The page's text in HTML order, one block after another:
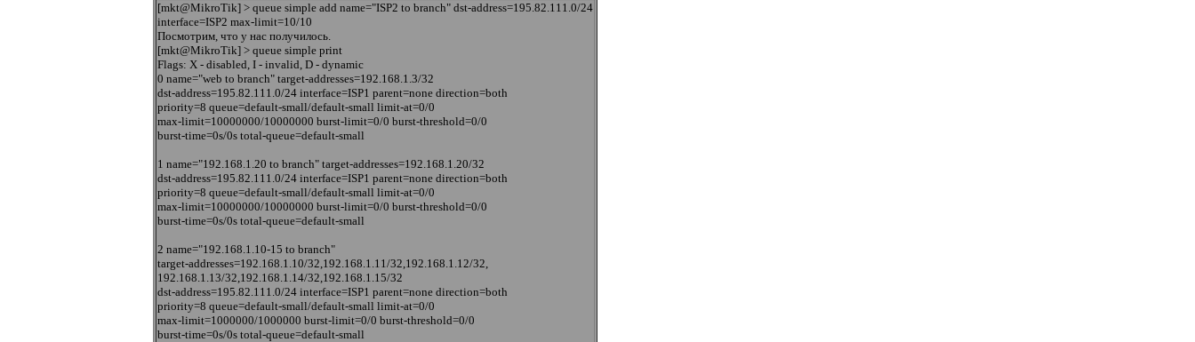
[mkt@MikroTik] > queue simple add name="ISP2 to branch" dst-address=195.82.111.0/24
interface=ISP2 max-limit=10/10
Посмотрим, что у нас получилось.
[mkt@MikroTik] > queue simple print
Flags: X - disabled, I - invalid, D - dynamic
0 name="web to branch" target-addresses=192.168.1.3/32
dst-address=195.82.111.0/24 interface=ISP1 parent=none direction=both
priority=8 queue=default-small/default-small limit-at=0/0
max-limit=10000000/10000000 burst-limit=0/0 burst-threshold=0/0
burst-time=0s/0s total-queue=default-small
1 name="192.168.1.20 to branch" target-addresses=192.168.1.20/32
dst-address=195.82.111.0/24 interface=ISP1 parent=none direction=both
priority=8 queue=default-small/default-small limit-at=0/0
max-limit=10000000/10000000 burst-limit=0/0 burst-threshold=0/0
burst-time=0s/0s total-queue=default-small
2 name="192.168.1.10-15 to branch"
target-addresses=192.168.1.10/32,192.168.1.11/32,192.168.1.12/32,
192.168.1.13/32,192.168.1.14/32,192.168.1.15/32
dst-address=195.82.111.0/24 interface=ISP1 parent=none direction=both
priority=8 queue=default-small/default-small limit-at=0/0
max-limit=1000000/1000000 burst-limit=0/0 burst-threshold=0/0
burst-time=0s/0s total-queue=default-small